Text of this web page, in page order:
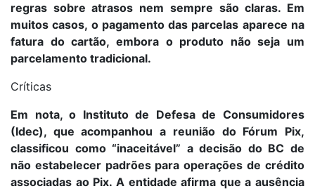
regras sobre atrasos nem sempre são claras. Em
muitos casos, o pagamento das parcelas aparece na
fatura do cartão, embora o produto não seja um
parcelamento tradicional.
Críticas
Em nota, o Instituto de Defesa de Consumidores
(Idec), que acompanhou a reunião do Fórum Pix,
classificou como “inaceitável” a decisão do BC de
não estabelecer padrões para operações de crédito
associadas ao Pix. A entidade afirma que a ausência